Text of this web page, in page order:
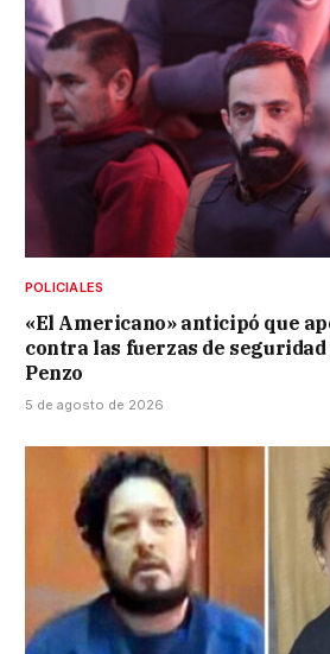
POLICIALES
«El Americano» anticipó que
contra las fuerzas de seguridad
Penzo
5 de agosto de 2026